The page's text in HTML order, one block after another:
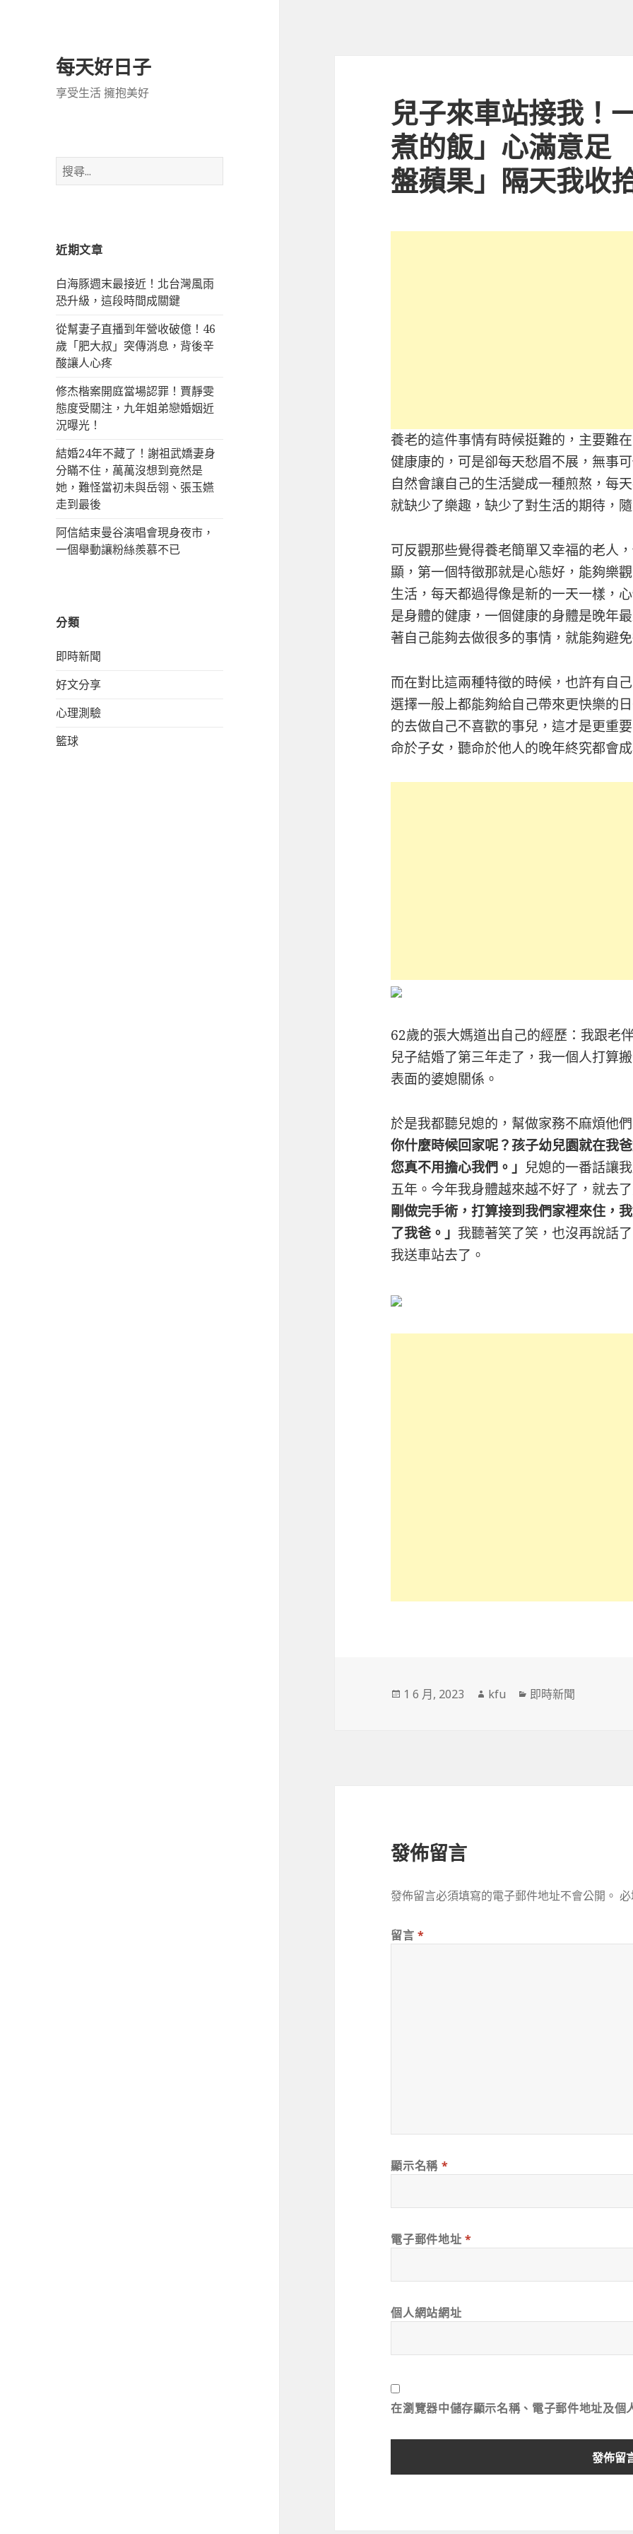
每天好日子
享受生活 擁抱美好
搜
尋
近期文章
白海豚週末最接近！北台灣風雨
恐升級，這段時間成關鍵
從幫妻子直播到年營收破億！46
歲「肥大叔」突傳消息，背後辛
酸讓人心疼
修杰楷案開庭當場認罪！賈靜雯
態度受關注，九年姐弟戀婚姻近
況曝光！
結婚24年不藏了！謝祖武嬌妻身
分瞞不住，萬萬沒想到竟然是
她，難怪當初未與岳翎、張玉嬿
走到最後
阿信結束曼谷演唱會現身夜市，
一個舉動讓粉絲羨慕不已
分類
即時新聞
好文分享
心理測驗
籃球
兒子來車站接我！
煮的飯」心滿意
盤蘋果」隔天我收
養老的這件事情有時候挺難的，主要難
健康康的，可是卻每天愁眉不展，無事
自然會讓自己的生活變成一種煎熬，每
就缺少了樂趣，缺少了對生活的期待，
可反觀那些覺得養老簡單又幸福的老人
顯，第一個特徵那就是心態好，能夠樂
生活，每天都過得像是新的一天一樣，
是身體的健康，一個健康的身體是晚年
著自己能夠去做很多的事情，就能夠避
而在對比這兩種特徵的時候，也許有自
選擇一般上都能夠給自己帶來更快樂的
的去做自己不喜歡的事兒，這才是更重
命於子女，聽命於他人的晚年終究都會
62歲的張大媽道出自己的經歷：我跟老
兒子結婚了第三年走了，我一個人打算
表面的婆媳關係。
於是我都聽兒媳的，幫做家務不麻煩他
你什麼時候回家呢？孩子幼兒園就在我
您真不用擔心我們。」 兒媳的一番話讓
五年。今年我身體越來越不好了，就去
剛做完手術，打算接到我們家裡來住，
了我爸。」 我聽著笑了笑，也沒再說話
我送車站去了。
發
1 6 月, 2023
作
kfu
分
即時新聞
發佈留言
發佈留言必須填寫的電子郵件地址不會公開。
留言*
顯示名稱 *
電子郵件地址 *
個人網站網址
在瀏覽器中儲存顯示名稱、電子郵件地址及個